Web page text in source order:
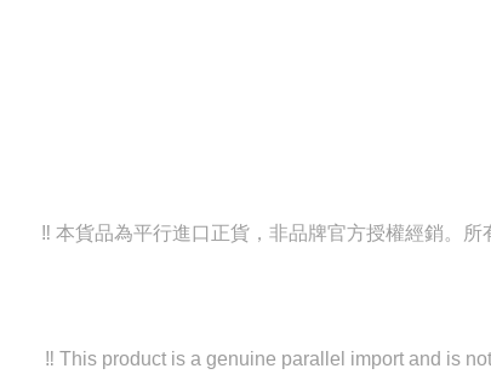
‼️ 本貨品為平行進口正貨，非品牌官方授權經銷。
‼️ This product is a genuine parallel import and is